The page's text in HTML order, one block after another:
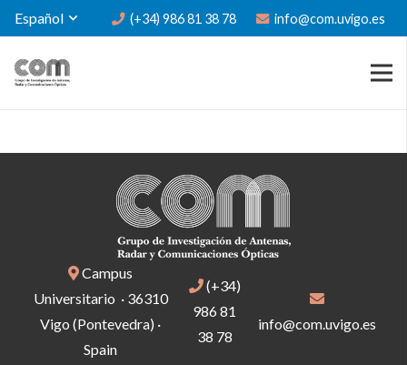
Español (+34) 986 81 38 78 info@com.uvigo.es
Campus
Universitario · 36310
Vigo (Pontevedra) ·
Spain
(+34)
986 81
38 78
info@com.uvigo.es